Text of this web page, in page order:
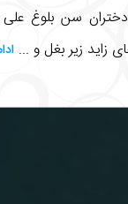
سن بلوغ
زاید زیر بغل و ...